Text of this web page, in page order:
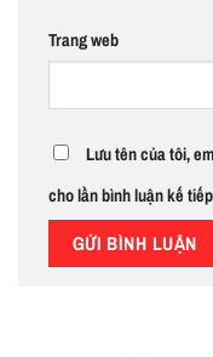
Trang web
Lưu tên của tôi,
cho lần bình luận kế